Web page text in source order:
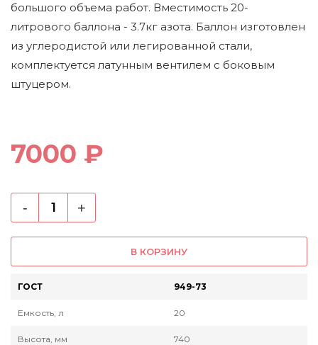
большого объема работ. Вместимость 20-
литрового баллона - 3.7кг азота. Баллон изготовлен
из углеродистой или легированной стали,
комплектуется латунным вентилем с боковым
штуцером.
7000 ₽
- +
В КОРЗИНУ
ГОСТ 949-73
Емкость, л 20
Высота, мм 740